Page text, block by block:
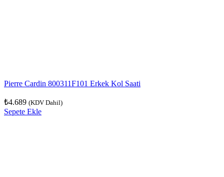
Pierre Cardin 800311F101 Erkek Kol Saati
₺4.689 (KDV Dahil)
Sepete Ekle